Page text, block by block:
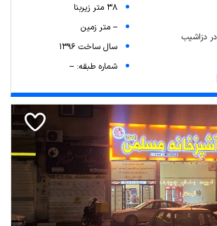
38 متر زیربنا
-- متر زمین
سال ساخت 1396
شماره طبقه: --